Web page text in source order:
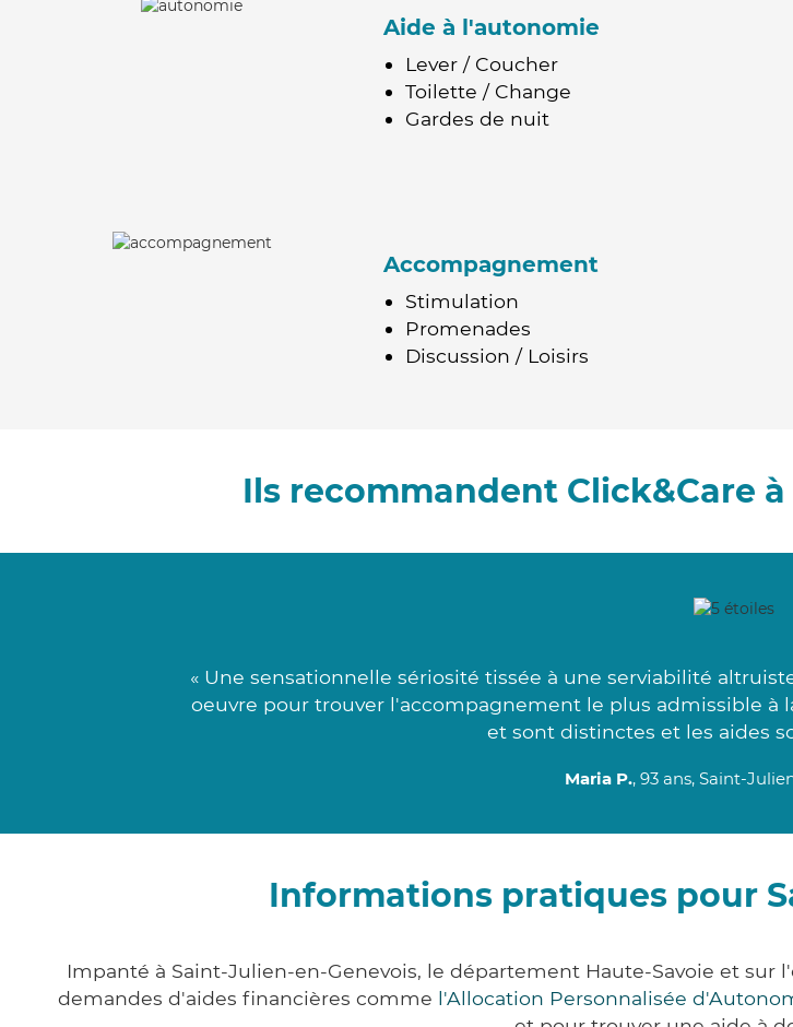
Aide à l'autonomie
Lever / Coucher
Toilette / Change
Gardes de nuit
Accompagnement
Stimulation
Promenades
Discussion / Loisirs
Ils recommandent Click&Care
« Une sensationnelle sériosité tissée à une serviabilité
oeuvre pour trouver l'accompagnement le plus admissible
et sont distinctes et les aides
Maria P., 93 ans, Saint-
Informations pratiques pour
Impanté à Saint-Julien-en-Genevois, le département Haute-Savoie et sur
demandes d'aides financières comme l'Allocation Personnalisée